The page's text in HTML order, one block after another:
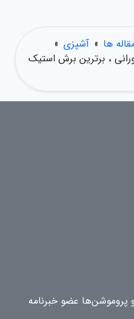
ها » آشپزی »
، برترین برش استیک
پروموشن‌ها عضو خبرنامه